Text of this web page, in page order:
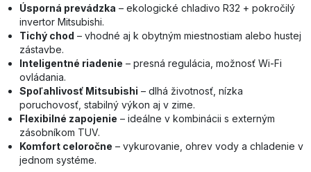
Úsporná prevádzka – ekologické chladivo R32 + pokročilý
invertor Mitsubishi.
Tichý chod – vhodné aj k obytným miestnostiam alebo hustej
zástavbe.
Inteligentné riadenie – presná regulácia, možnosť Wi-Fi
ovládania.
Spoľahlivosť Mitsubishi – dlhá životnosť, nízka
poruchovosť, stabilný výkon aj v zime.
Flexibilné zapojenie – ideálne v kombinácii s externým
zásobníkom TUV.
Komfort celoročne – vykurovanie, ohrev vody a chladenie v
jednom systéme.